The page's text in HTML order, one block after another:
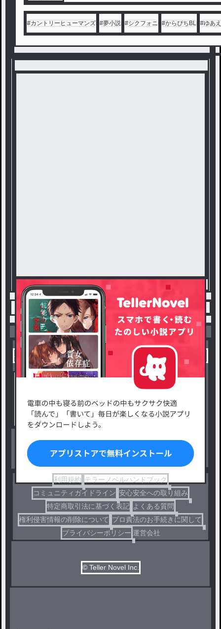
#カントリーヒューマンズ #夢小説 #シクフォニ #からぴちBL #ゆあ
トップ 参加型 ブルーロック参加型 / みるく໒꒱ෆ
小説を探す
新着小説一覧
小説コンテスト応募・公募
出版・メディアミックス作品
ジャンルから探す
恋愛・ロマンス
ファンタジー・異世界・SF
ホラー・ミステリー
コメディ
利用規約 テラーノベルハンドブック
コミュニティガイドライン 安心安全への取り組み
特定商取引法に基づく表記 よくある質問
権利侵害情報の削除について プロ責法のお手続きに関して
プライバシーポリシー 運営会社
© Teller Novel Inc.